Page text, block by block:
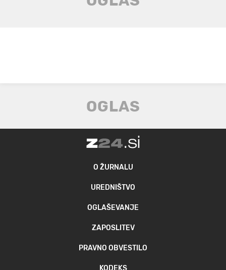
O ŽURNALU
UREDNIŠTVO
OGLAŠEVANJE
ZAPOSLITEV
PRAVNO OBVESTILO
KODEKS